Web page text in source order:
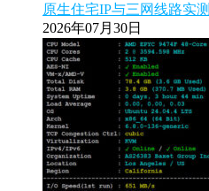
原生住宅IP与三网线路实测
2026年07月30日